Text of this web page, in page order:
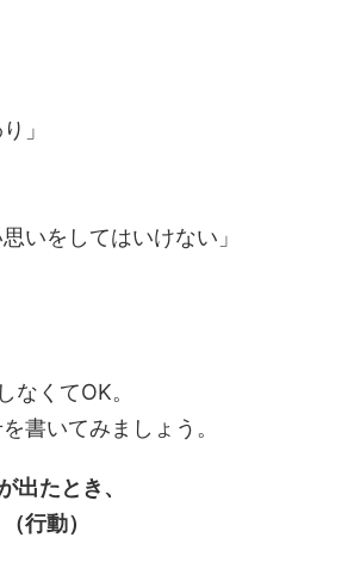
」
いをしてはいけない」
なくてOK。
書いてみましょう。
出たとき、
行動）